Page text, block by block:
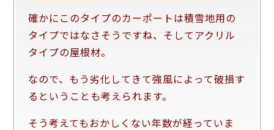
確かにこのタイプのカーポートは積雪地用の
タイプではなさそうですね、そしてアクリル
タイプの屋根材。
なので、もう劣化してきて強風によって破損す
るということも考えられます。
そう考えてもおかしくない年数が経っていま